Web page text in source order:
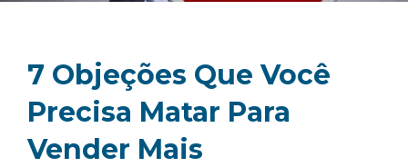
7 Objeções Que Você
Precisa Matar Para
Vender Mais